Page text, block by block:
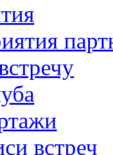
встреч